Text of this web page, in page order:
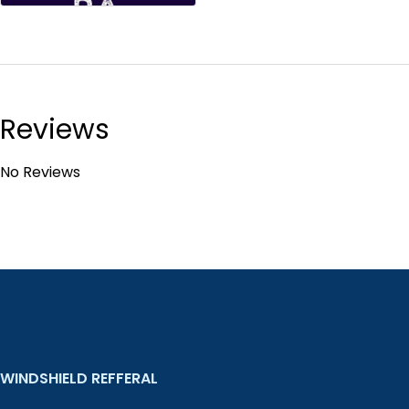
Reviews
No Reviews
WINDSHIELD REFFERAL